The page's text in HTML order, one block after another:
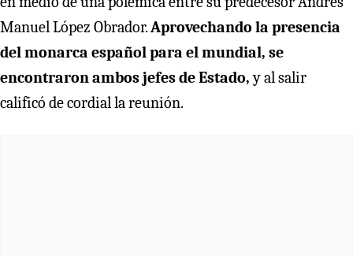
Manuel López Obrador.Aprovechando la presencia
del monarca español para el mundial, se
encontraron ambos jefes de Estado,y al salir
calificó de cordial la reunión.